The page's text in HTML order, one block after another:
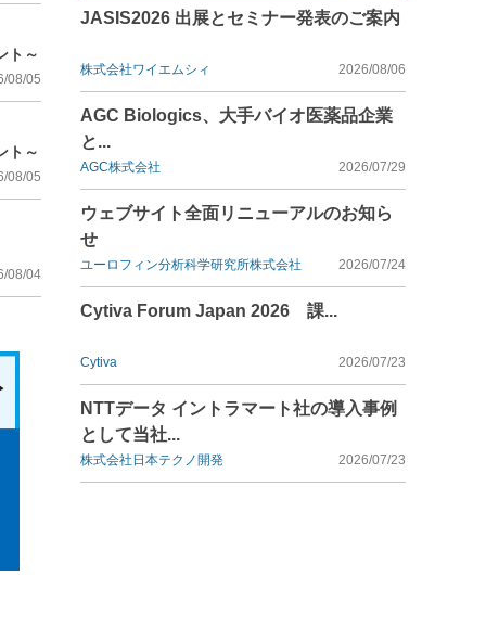
ト～
08/05
ト～
08/05
08/04
JASIS2026 出展とセミナー発表のご案内
株式会社ワイエムシィ 2026/08/06
AGC Biologics、大手バイオ医薬品企業
と...
AGC株式会社 2026/07/29
ウェブサイト全面リニューアルのお知ら
せ
ユーロフィン分析科学研究所株式会社 2026/07/24
Cytiva Forum Japan 2026 課...
Cytiva 2026/07/23
NTTデータ イントラマート社の導入事例
として当社...
株式会社日本テクノ開発 2026/07/23